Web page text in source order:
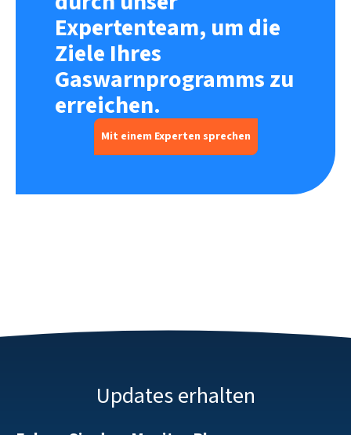
Expertenteam, um die
Ziele Ihres
Gaswarnprogramms zu
erreichen.
Mit einem Experten sprechen
Updates erhalten